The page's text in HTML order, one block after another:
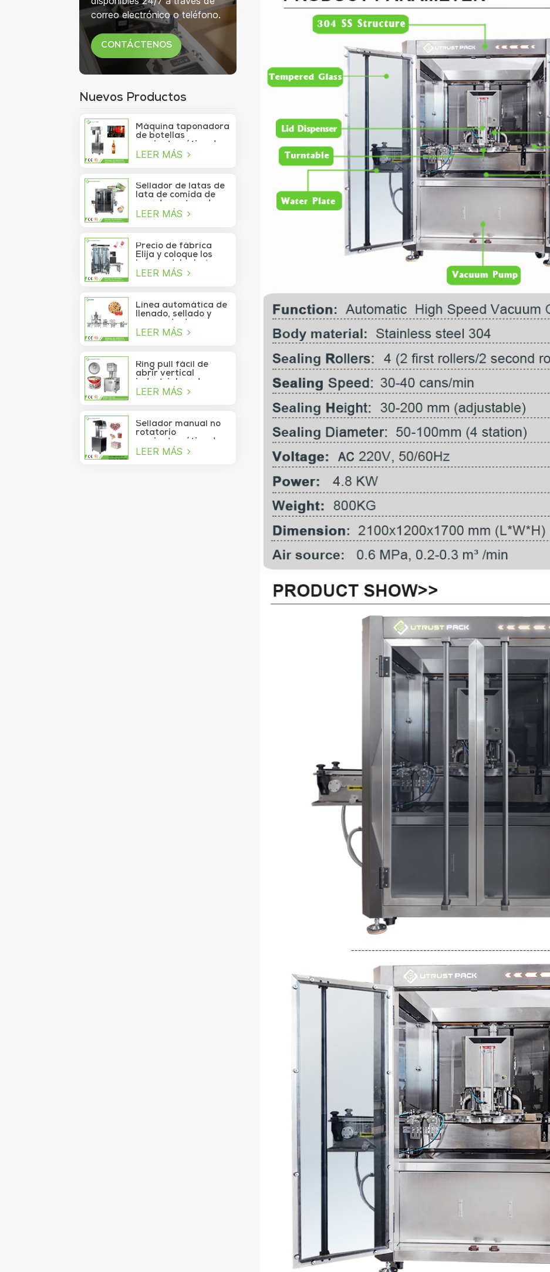
correo electrónico o teléfono.
CONTÁCTENOS
Nuevos Productos
Máquina taponadora
de botellas
semiautomática de
750 ml para botellas
LEER MÁS
Sellador de latas de
lata de comida de
mar de contenedor
de vacío de sardina
LEER MÁS
Precio de fábrica
Elija y coloque los
brazos del robot
Delta para la bolsita
LEER MÁS
Línea automática de
llenado, sellado y
alimentos para
LEER MÁS
Ring pull fácil de
abrir vertical
industrial cerdo
almuerzo pollo
al vacío
LEER MÁS
Sellador manual no
rotatorio
semiautomático de
latas de refrescos,
LEER MÁS